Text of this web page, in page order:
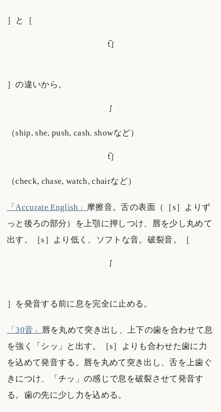
］と［
］の違いから。
（ship, she, push, cash. showなど）
（check, chase, watch, chairなど）
「Accurate English」 摩擦音。舌の表面（［s］よりず
っと後ろの部分）を上顎に押しつけ、唇を少し丸めて
出す。［s］より低く、ソフトな音。破裂音。［
］を発音する前に息を完全に止める。
「30音」 唇を丸めて突き出し、上下の歯を合わせて息
を強く「シッ」と出す。［s］よりも合わせた歯に力
を込めて発音する。唇を丸めて突き出し、舌を上歯ぐ
きにつけ、「チッ」の感じで息を破裂させて発音す
る。歯の先に少し力を込める。